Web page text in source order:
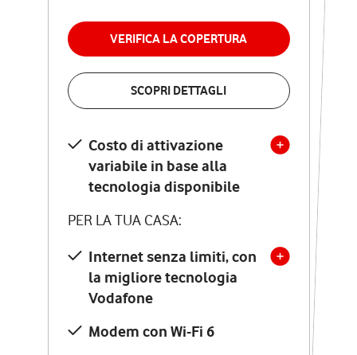
VERIFICA LA COPERTURA
SCOPRI DETTAGLI
Costo di attivazione
variabile in base alla
tecnologia disponibile
PER LA TUA CASA:
Internet senza limiti, con
la migliore tecnologia
Vodafone
Modem con Wi-Fi 6
permanenza
VERIFICA LA COPERTURA
Costo di attivazione
variabile in base alla
tecnologia disponibile
PER LA TUA CASA:
Internet senza limiti, con
la migliore tecnologia
Vodafone
Modem Seven con Wi-Fi 7
Chiamate illimitate verso
numeri fissi e mobili